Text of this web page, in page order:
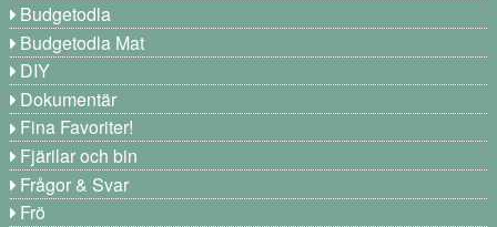
Budgetodla
Budgetodla Mat
DIY
Dokumentär
Fina Favoriter!
Fjärilar och bin
Frågor & Svar
Frö